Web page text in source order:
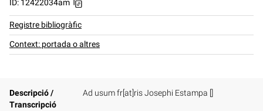
ID: 12422034am
Registre bibliogràfic
Context: portada o altres
Descripció /
Transcripció
Ad usum fr[at]ris Josephi Estampa []